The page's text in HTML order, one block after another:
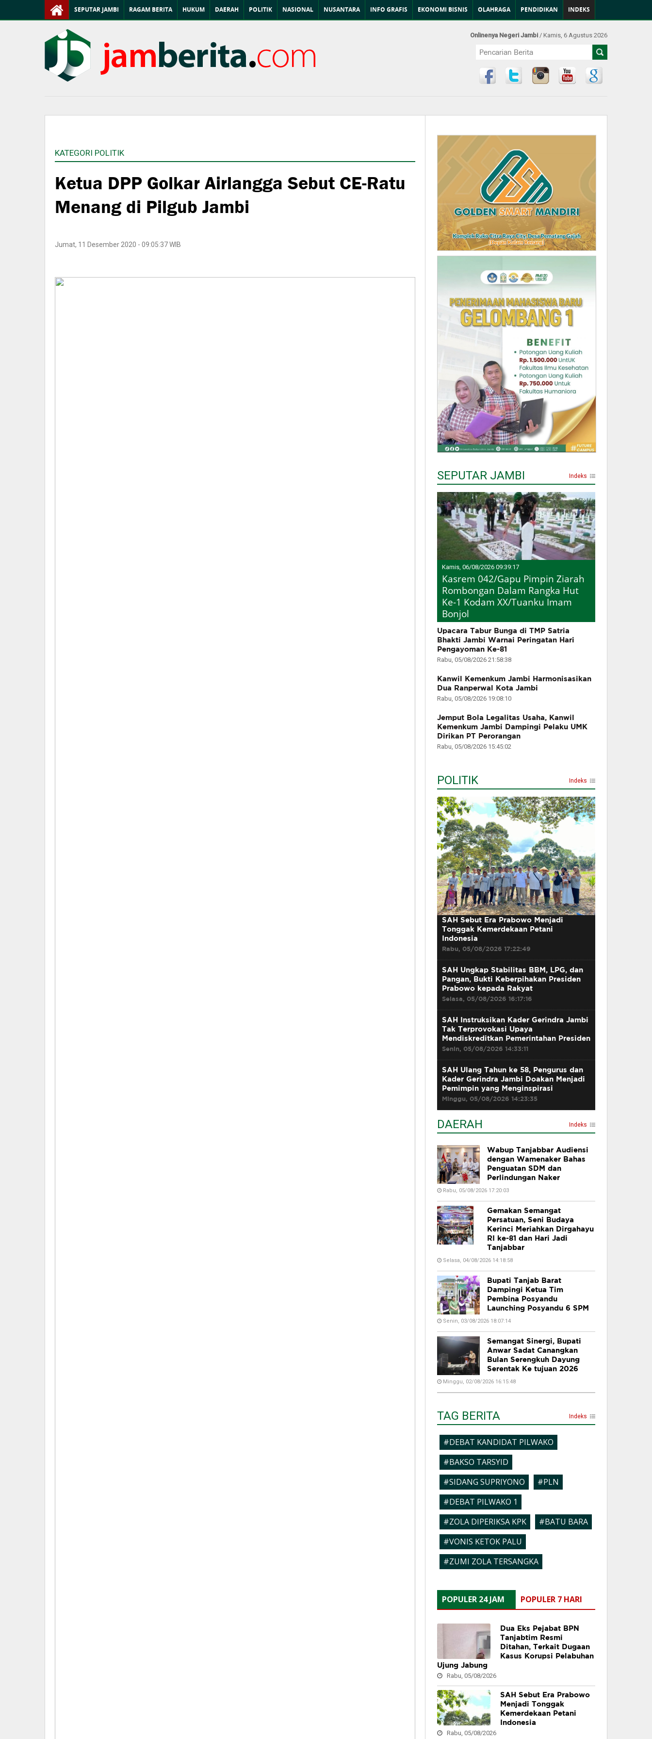
SEPUTAR JAMBI RAGAM BERITA HUKUM DAERAH POLITIK NASIONAL NUSANTARA INFO GRAFIS EKONOMI BISNIS OLAHRAGA PENDIDIKAN INDEKS
Onlinenya Negeri Jambi / Kamis, 6 Agustus 2026
KATEGORI POLITIK
Ketua DPP Golkar Airlangga Sebut CE-Ratu
Menang di Pilgub Jambi
Jumat, 11 Desember 2020 - 09:05:37 WIB
SEPUTAR JAMBI Indeks
Kamis, 06/08/2026 09:39:17
Kasrem 042/Gapu Pimpin Ziarah
Rombongan Dalam Rangka Hut
Ke-1 Kodam XX/Tuanku Imam
Bonjol
Upacara Tabur Bunga di TMP Satria
Bhakti Jambi Warnai Peringatan Hari
Pengayoman Ke-81
Rabu, 05/08/2026 21:58:38
Kanwil Kemenkum Jambi Harmonisasikan
Dua Ranperwal Kota Jambi
Rabu, 05/08/2026 19:08:10
Jemput Bola Legalitas Usaha, Kanwil
Kemenkum Jambi Dampingi Pelaku UMK
Dirikan PT Perorangan
Rabu, 05/08/2026 15:45:02
POLITIK Indeks
SAH Sebut Era Prabowo Menjadi
Tonggak Kemerdekaan Petani
Indonesia
Rabu, 05/08/2026 17:22:49
SAH Ungkap Stabilitas BBM, LPG, dan
Pangan, Bukti Keberpihakan Presiden
Prabowo kepada Rakyat
Selasa, 05/08/2026 16:17:16
SAH Instruksikan Kader Gerindra Jambi
Tak Terprovokasi Upaya
Mendiskreditkan Pemerintahan Presiden
Senin, 05/08/2026 14:33:11
SAH Ulang Tahun ke 58, Pengurus dan
Kader Gerindra Jambi Doakan Menjadi
Pemimpin yang Menginspirasi
Minggu, 05/08/2026 14:23:35
DAERAH Indeks
Wabup Tanjabbar Audiensi
dengan Wamenaker Bahas
Penguatan SDM dan
Perlindungan Naker
Rabu, 05/08/2026 17:20:03
Gemakan Semangat
Persatuan, Seni Budaya
Kerinci Meriahkan Dirgahayu
RI ke-81 dan Hari Jadi
Tanjabbar
Selasa, 04/08/2026 14:18:58
Bupati Tanjab Barat
Dampingi Ketua Tim
Pembina Posyandu
Launching Posyandu 6 SPM
Senin, 03/08/2026 18:07:14
Semangat Sinergi, Bupati
Anwar Sadat Canangkan
Bulan Serengkuh Dayung
Serentak Ke tujuan 2026
Minggu, 02/08/2026 16:15:48
TAG BERITA Indeks
#DEBAT KANDIDAT PILWAKO
#BAKSO TARSYID
#SIDANG SUPRIYONO
#PLN
#DEBAT PILWAKO 1
#ZOLA DIPERIKSA KPK
#BATU BARA
#VONIS KETOK PALU
#ZUMI ZOLA TERSANGKA
POPULER 24 JAM POPULER 7 HARI
Dua Eks Pejabat BPN
Tanjabtim Resmi
Ditahan, Terkait Dugaan
Kasus Korupsi Pelabuhan
Ujung Jabung
Rabu, 05/08/2026
SAH Sebut Era Prabowo
Menjadi Tonggak
Kemerdekaan Petani
Indonesia
Rabu, 05/08/2026